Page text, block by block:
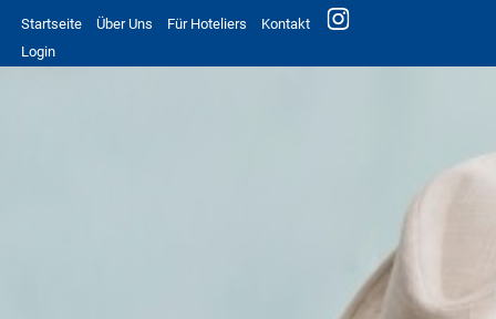
Startseite Über Uns Für Hoteliers
Kontakt
Login